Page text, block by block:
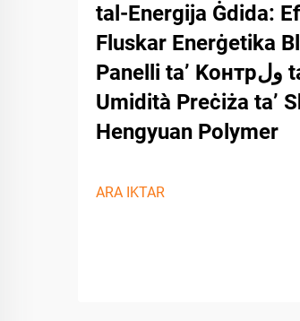
tal-Energija Ġdida:
Fluskar Enerġetika
Panelli ta’ Kонтрول tal-
Umidità Preċiża ta’
Hengyuan Polymer
ARA IKTAR